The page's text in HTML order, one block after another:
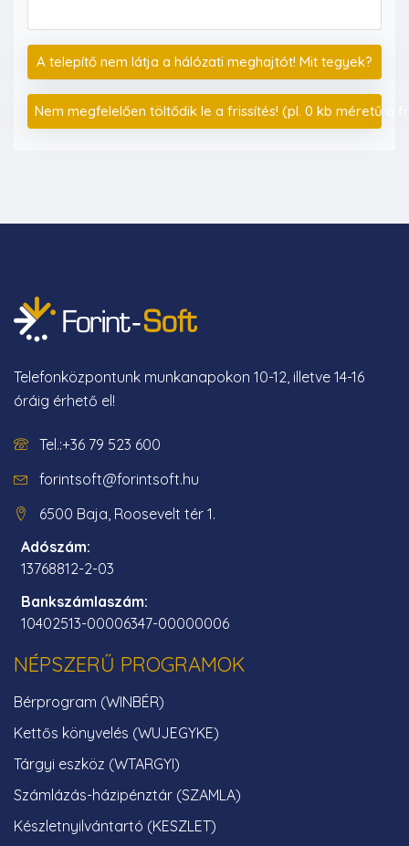
A telepítő nem látja a hálózati meghajtót! Mit tegyek?
Nem megfelelően töltődik le a frissítés! (pl. 0 kb méretű a
Telefonközpontunk munkanapokon 10-12, illetve 14-16
óráig érhető el!
Tel.:+36 79 523 600
forintsoft@forintsoft.hu
6500 Baja, Roosevelt tér 1.
Adószám:
13768812-2-03
Bankszámlaszám:
10402513-00006347-00000006
NÉPSZERŰ PROGRAMOK
Bérprogram (WINBÉR)
Kettős könyvelés (WUJEGYKE)
Tárgyi eszköz (WTARGYI)
Számlázás-házipénztár (SZAMLA)
Készletnyilvántartó (KESZLET)